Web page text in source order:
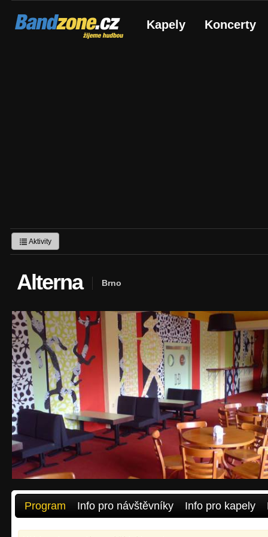
Bandzone.cz
žijeme hudbou Kapely Koncerty
Aktivity
Alterna Brno
Program Info pro návštěvníky Info pro kapely